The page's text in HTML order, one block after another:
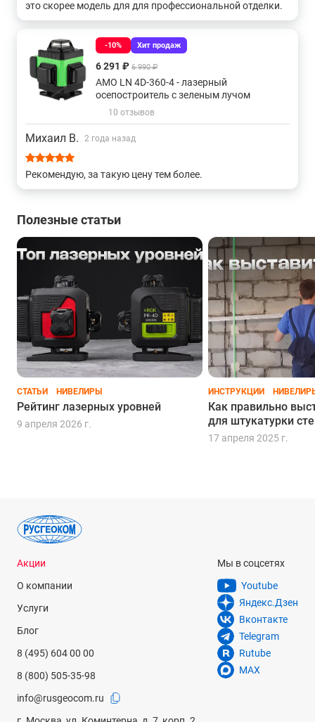
Свыше 300 метров 360 для стен
360 с красным лучом С отвесом недорогие
360 отвес Отвес для дома Отвес для улицы
3d 360 с зеленым лучом
Strong
это скорее модель для для профессиональной отделки.
-10% Хит продаж
6 291 ₽ 6 990 ₽
AMO LN 4D-360-4 - лазерный
осепостроитель с зеленым лучом
10 отзывов
Михаил В. 2 года назад
Рекомендую, за такую цену тем более.
Полезные статьи
СТАТЬИ НИВЕЛИРЫ
Рейтинг лазерных уровней
9 апреля 2026 г.
ИНСТРУКЦИИ
Как правильно
для штукатурки
17 апреля 2025 г.
Акции
О компании
Услуги
Блог
8 (495) 604 00 00
8 (800) 505-35-98
info@rusgeocom.ru
Мы в соцсетях
Youtube
Яндекс.Дзен
Вконтакте
Telegram
Rutube
MAX